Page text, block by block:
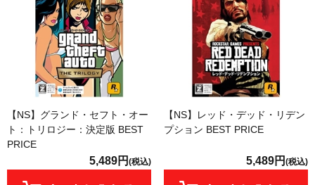
【NS】グランド・セフト・オー
ト：トリロジー：決定版 BEST
PRICE
5,489円 (税込)
【NS】レッド・デッド・リデン
プション BEST PRICE
5,489円 (税込)